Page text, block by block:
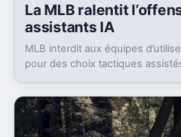
La MLB ralentit
assistants IA
MLB interdit aux équipes
pour des choix tactiques